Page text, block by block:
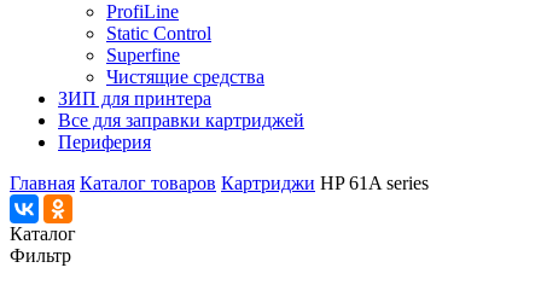
ProfiLine
Static Control
Superfine
Чистящие средства
ЗИП для принтера
Все для заправки картриджей
Периферия
Главная Каталог товаров Картриджи HP 61A series
Каталог
Фильтр